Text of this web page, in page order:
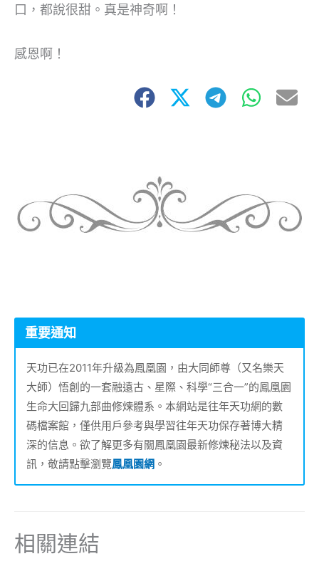
口，都說很甜。真是神奇啊！
感恩啊！
重要通知
天功已在2011年升級為鳳凰園，由大同師尊（又名樂天
大師）悟創的一套融遠古、星際、科學“三合一”的鳳凰園
生命大回歸九部曲修煉體系。本網站是往年天功網的數
碼檔案館，僅供用戶參考與學習往年天功保存著博大精
深的信息。欲了解更多有關鳳凰園最新修煉秘法以及資
訊，敬請點擊瀏覽鳳凰園網 。
相關連結